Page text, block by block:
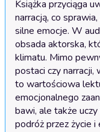
Książka przyciąga
narracją, co
silne emocje. W
obsada aktorska,
klimatu. Mimo
postaci czy narracji,
to wartościowa
emocjonalnego
bawi, ale także
podróż przez życie i